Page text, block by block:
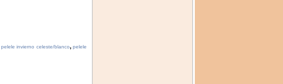
pelele invierno celeste/blanco,pelele